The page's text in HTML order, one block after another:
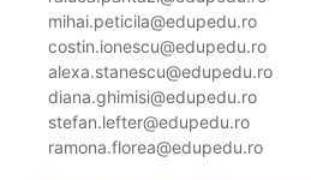
mihai.peticila@edupedu.ro
costin.ionescu@edupedu.ro
alexa.stanescu@edupedu.ro
diana.ghimisi@edupedu.ro
stefan.lefter@edupedu.ro
ramona.florea@edupedu.ro